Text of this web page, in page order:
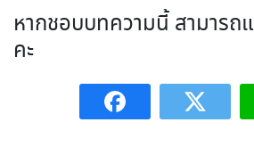
หากชอบบทความนี้ สามารถ
คะ